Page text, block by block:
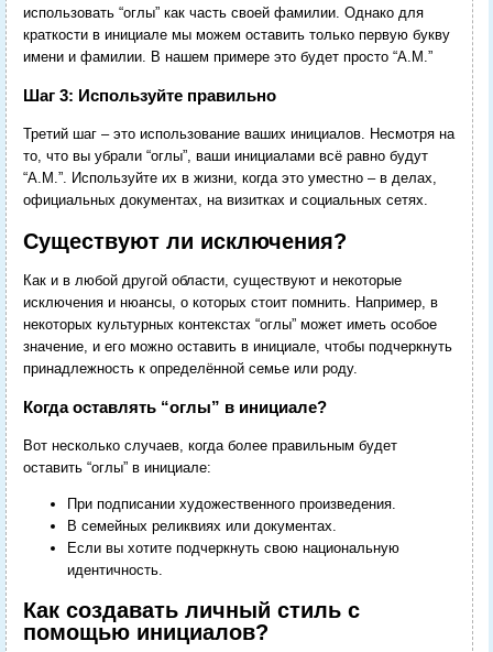
использовать “оглы” как часть своей фамилии. Однако для
краткости в инициале мы можем оставить только первую букву
имени и фамилии. В нашем примере это будет просто “А.М.”
Шаг 3: Используйте правильно
Третий шаг – это использование ваших инициалов. Несмотря на
то, что вы убрали “оглы”, ваши инициалами всё равно будут
“А.М.”. Используйте их в жизни, когда это уместно – в делах,
официальных документах, на визитках и социальных сетях.
Существуют ли исключения?
Как и в любой другой области, существуют и некоторые
исключения и нюансы, о которых стоит помнить. Например, в
некоторых культурных контекстах “оглы” может иметь особое
значение, и его можно оставить в инициале, чтобы подчеркнуть
принадлежность к определённой семье или роду.
Когда оставлять “оглы” в инициале?
Вот несколько случаев, когда более правильным будет
оставить “оглы” в инициале:
При подписании художественного произведения.
В семейных реликвиях или документах.
Если вы хотите подчеркнуть свою национальную
идентичность.
Как создавать личный стиль с
помощью инициалов?